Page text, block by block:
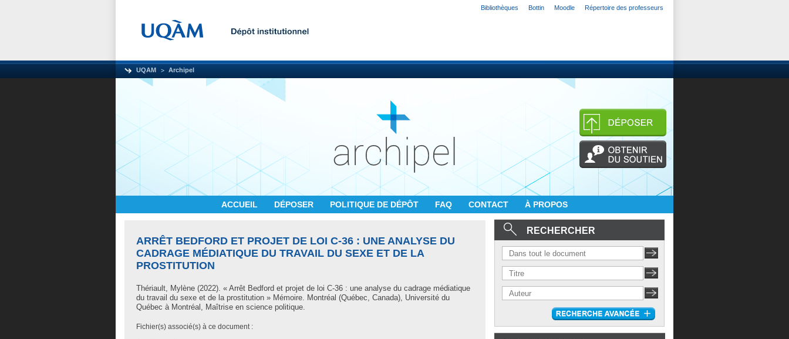
Bibliothèques Bottin Moodle Répertoire des professeurs
UQAM Archipel
ACCUEIL DÉPOSER POLITIQUE DE DÉPÔT FAQ CONTACT À PROPOS
ARRÊT BEDFORD ET PROJET DE LOI C-36 : UNE ANALYSE DU
CADRAGE MÉDIATIQUE DU TRAVAIL DU SEXE ET DE LA
PROSTITUTION
Thériault, Mylène (2022). « Arrêt Bedford et projet de loi C-36 : une analyse du cadrage médiatique
du travail du sexe et de la prostitution » Mémoire. Montréal (Québec, Canada), Université du
Québec à Montréal, Maîtrise en science politique.
Fichier(s) associé(s) à ce document :
RECHERCHER